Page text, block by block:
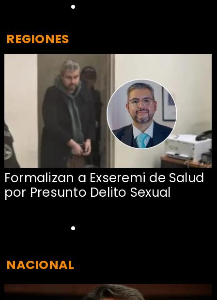
Formalizan a Exseremi de Salud
por Presunto Delito Sexual
REGIONES
NACIONAL